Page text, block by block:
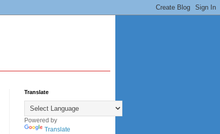
Translate
Powered by
Translate